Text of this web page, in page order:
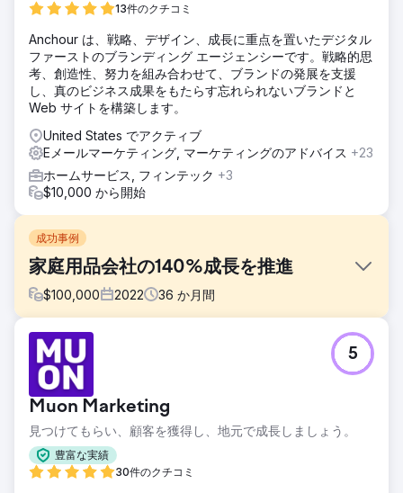
13件のクチコミ
Anchour は、戦略、デザイン、成長に重点を置いたデジタル
ファーストのブランディング エージェンシーです。戦略的思
考、創造性、努力を組み合わせて、ブランドの発展を支援
し、真のビジネス成果をもたらす忘れられないブランドと
Web サイトを構築します。
United States でアクティブ
Eメールマーケティング, マーケティングのアドバイス +23
ホームサービス, フィンテック +3
$10,000 から開始
成功事例
家庭用品会社の140%成長を推進
$100,000 2022 36 か月間
課題
高品質のロープ製品を専門とする家庭用品小売業者である
The Rope Company は、ブランディングとデジタルプレゼ
ンスを刷新する必要がありました。目標は、ブランドの認知
度を高め、ユーザーエクスペリエンスを強化し、収益の成長
を促進しながら、同社の使命と価値観を反映した、統一感の
ある時代を超越した外観を作成することでした。
ソリューション
Muon Marketing
見つけてもらい、顧客を獲得し、地元で成長しましょう。
豊富な実績
30件のクチコミ
5